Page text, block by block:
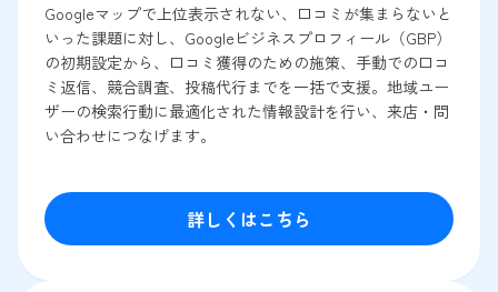
Googleマップで上位表示されない、口コミが集まらないと
いった課題に対し、Googleビジネスプロフィール（GBP）
の初期設定から、口コミ獲得のための施策、手動での口コ
ミ返信、競合調査、投稿代行までを一括で支援。地域ユー
ザーの検索行動に最適化された情報設計を行い、来店・問
い合わせにつなげます。
詳しくはこちら